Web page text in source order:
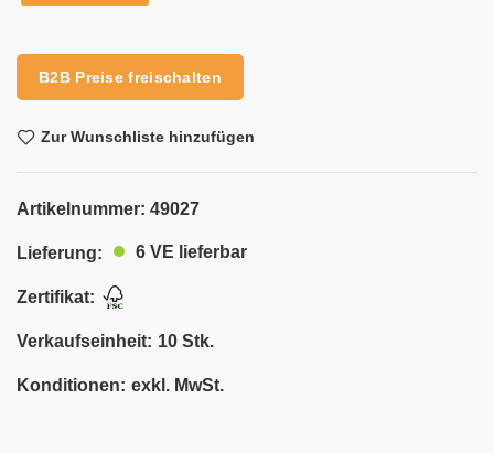
B2B Preise freischalten
Zur Wunschliste hinzufügen
Artikelnummer: 49027
Lieferung: 6 VE lieferbar
Zertifikat:
Verkaufseinheit: 10 Stk.
Konditionen: exkl. MwSt.